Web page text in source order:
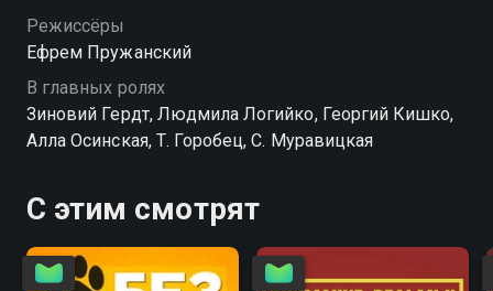
Режиссёры
Ефрем Пружанский
В главных ролях
Зиновий Гердт, Людмила Логийко, Георгий Кишко,
Алла Осинская, Т. Горобец, С. Муравицкая
С этим смотрят